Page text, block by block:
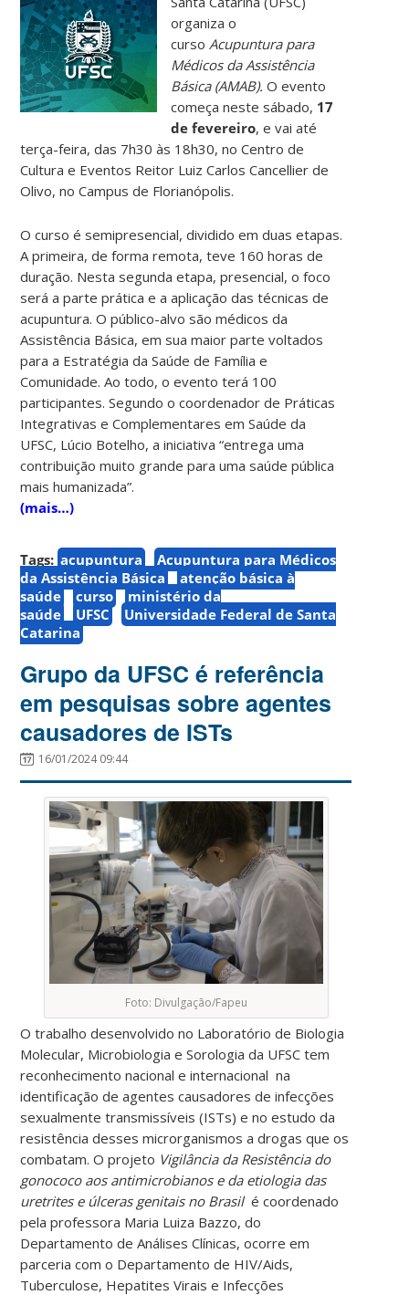
organiza o
curso Acupuntura para
Médicos da Assistência
Básica (AMAB). O evento
começa neste sábado, 17
de fevereiro, e vai até
terça-feira, das 7h30 às 18h30, no Centro de
Cultura e Eventos Reitor Luiz Carlos Cancellier de
Olivo, no Campus de Florianópolis.
O curso é semipresencial, dividido em duas etapas.
A primeira, de forma remota, teve 160 horas de
duração. Nesta segunda etapa, presencial, o foco
será a parte prática e a aplicação das técnicas de
acupuntura. O público-alvo são médicos da
Assistência Básica, em sua maior parte voltados
para a Estratégia da Saúde de Família e
Comunidade. Ao todo, o evento terá 100
participantes. Segundo o coordenador de Práticas
Integrativas e Complementares em Saúde da
UFSC, Lúcio Botelho, a iniciativa “entrega uma
contribuição muito grande para uma saúde pública
mais humanizada”.
(mais…)
Tags: acupuntura
Acupuntura para Médicos
da Assistência Básica
atenção básica à
saúde
curso
ministério da
saúde
UFSC
Universidade Federal de Santa
Catarina
Grupo da UFSC é referência
em pesquisas sobre agentes
causadores de ISTs
16/01/2024 09:44
Foto: Divulgação/Fapeu
O trabalho desenvolvido no Laboratório de Biologia
Molecular, Microbiologia e Sorologia da UFSC tem
reconhecimento nacional e internacional na
identificação de agentes causadores de infecções
sexualmente transmissíveis (ISTs) e no estudo da
resistência desses microrganismos a drogas que os
combatam. O projeto Vigilância da Resistência do
gonococo aos antimicrobianos e da etiologia das
uretrites e úlceras genitais no Brasilé coordenado
pela professora Maria Luiza Bazzo, do
Departamento de Análises Clínicas, ocorre em
parceria com o Departamento de HIV/Aids,
Tuberculose, Hepatites Virais e Infecções